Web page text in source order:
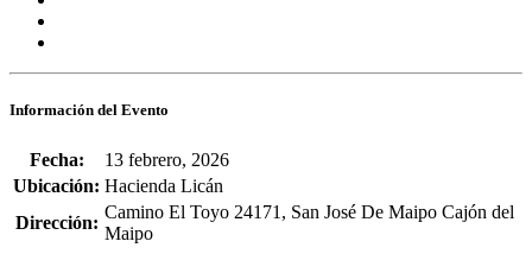
Información del Evento
Fecha:
13 febrero, 2026
Ubicación: Hacienda Licán
Dirección:
Camino El Toyo 24171, San José De Maipo Cajón del
Maipo